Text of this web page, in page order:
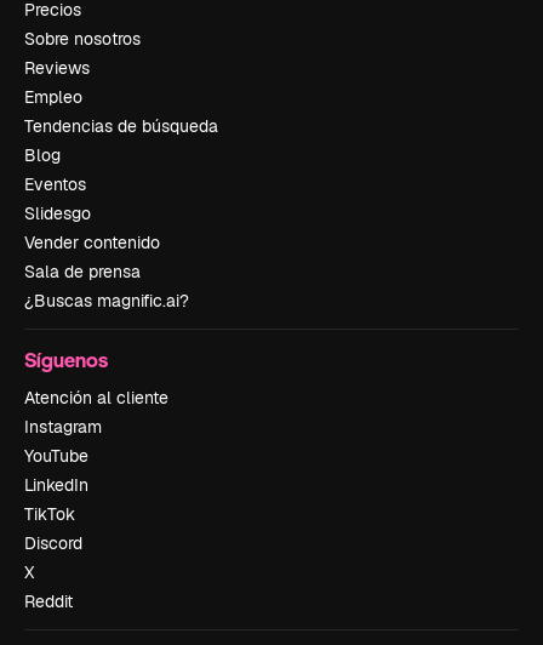
Precios
Sobre nosotros
Reviews
Empleo
Tendencias de búsqueda
Blog
Eventos
Slidesgo
Vender contenido
Sala de prensa
¿Buscas magnific.ai?
Síguenos
Atención al cliente
Instagram
YouTube
LinkedIn
TikTok
Discord
X
Reddit